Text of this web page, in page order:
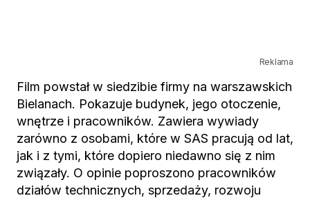
Reklama
Film powstał w siedzibie firmy na warszawskich
Bielanach. Pokazuje budynek, jego otoczenie,
wnętrze i pracowników. Zawiera wywiady
zarówno z osobami, które w SAS pracują od lat,
jak i z tymi, które dopiero niedawno się z nim
związały. O opinie poproszono pracowników
działów technicznych, sprzedaży, rozwoju